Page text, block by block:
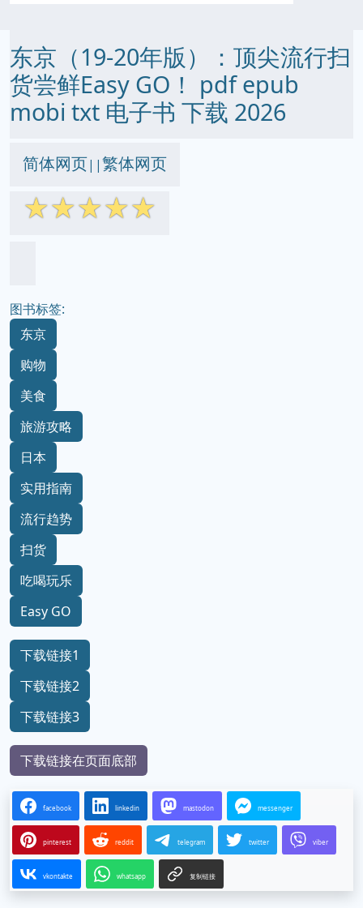
东京（19-20年版）：顶尖流行扫
货尝鲜Easy GO！ pdf epub
mobi txt 电子书 下载 2026
简体网页||繁体网页
☆☆☆☆☆
图书标签:
东京
购物
美食
旅游攻略
日本
实用指南
流行趋势
扫货
吃喝玩乐
Easy GO
下载链接1
下载链接2
下载链接3
下载链接在页面底部
facebook linkedin mastodon messenger
pinterest reddit telegram twitter viber
vkontakte whatsapp 复制链接